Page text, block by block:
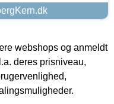
webshops og anmeldt
deres prisniveau,